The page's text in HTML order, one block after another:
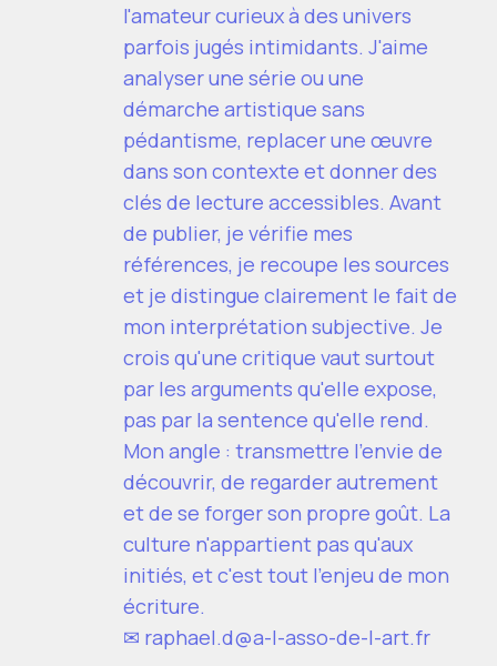
l'amateur curieux à des univers
parfois jugés intimidants. J'aime
analyser une série ou une
démarche artistique sans
pédantisme, replacer une œuvre
dans son contexte et donner des
clés de lecture accessibles. Avant
de publier, je vérifie mes
références, je recoupe les sources
et je distingue clairement le fait de
mon interprétation subjective. Je
crois qu'une critique vaut surtout
par les arguments qu'elle expose,
pas par la sentence qu'elle rend.
Mon angle : transmettre l'envie de
découvrir, de regarder autrement
et de se forger son propre goût. La
culture n'appartient pas qu'aux
initiés, et c'est tout l'enjeu de mon
écriture.
✉ raphael.d@a-l-asso-de-l-art.fr